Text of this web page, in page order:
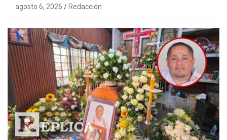
agosto 6, 2026 Redacción